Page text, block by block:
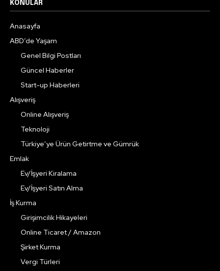
KONULAR
Anasayfa
ABD’de Yaşam
Genel Bilgi Postları
Güncel Haberler
Start-up Haberleri
Alışveriş
Online Alışveriş
Teknoloji
Türkiye’ye Ürün Getirtme ve Gümrük
Emlak
Ev/İşyeri Kiralama
Ev/İşyeri Satın Alma
İş Kurma
Girişimcilik Hikayeleri
Online Ticaret / Amazon
Şirket Kurma
Vergi Türleri